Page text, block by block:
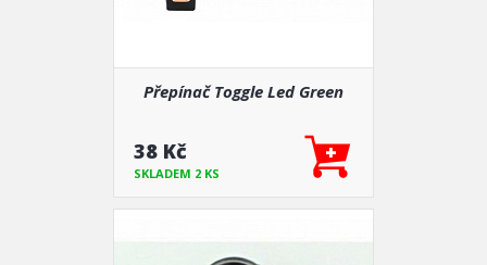
Přepínač Toggle Led Green
38 Kč
SKLADEM 2 KS